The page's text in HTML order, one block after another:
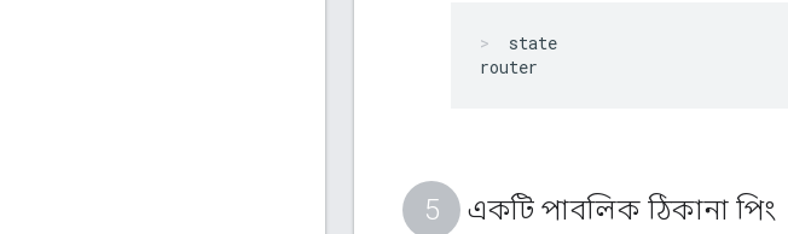
state
একটি পাবলিক ঠিকানা পিং